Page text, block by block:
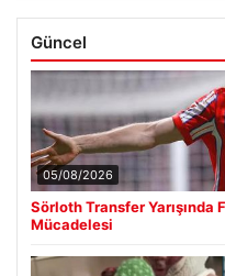
Güncel
05/08/2026
Sörloth Transfer Yarışında
Mücadelesi